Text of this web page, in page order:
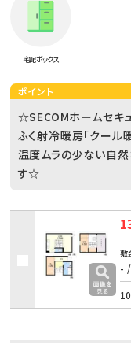
宅配ボックス
ポイント
☆SECOMホームセキ
ふく射冷暖房「クール暖
温度ムラの少ない自
す☆
敷
-